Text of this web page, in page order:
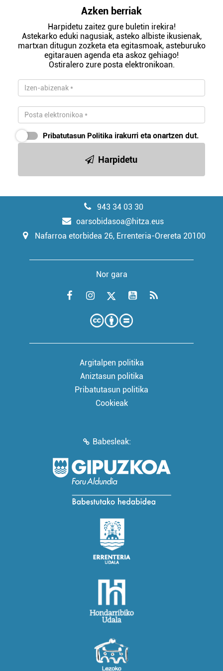
Azken berriak
Harpidetu zaitez gure buletin irekira!
Astekarko eduki nagusiak, asteko albiste ikusienak,
martxan ditugun zozketa eta egitasmoak, asteburuko
egitarauen agenda eta askoz gehiago!
Ostiralero zure posta elektronikoan.
Pribatutasun Politika irakurri eta onartzen dut.
Harpidetu
943 34 03 30
oarsobidasoa@hitza.eus
Nafarroa etorbidea 26, Errenteria-Orereta 20100
Nor gara
Argitalpen politika
Aniztasun politika
Pribatutasun politika
Cookieak
Babesleak: